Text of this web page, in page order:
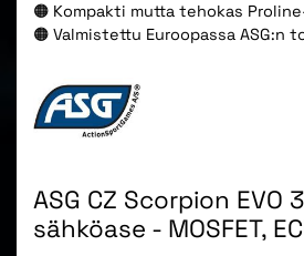
🟠 Kompakti mutta tehokas
🟠 Valmistettu Euroopassa ASG:n
ASG CZ Scorpion EVO
sähköase - MOSFET,